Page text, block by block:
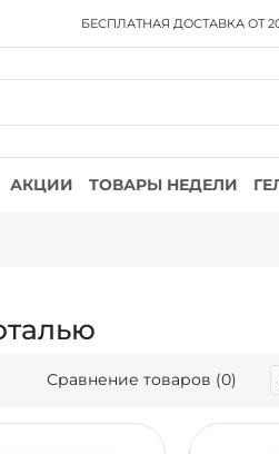
БЕСПЛАТНАЯ ДОСТАВКА ОТ
АКЦИИ ТОВАРЫ НЕДЕЛИ
Сравнение товаров (0)